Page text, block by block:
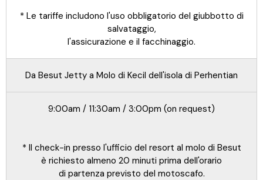
* Le tariffe includono l'uso obbligatorio del giubbotto di
salvataggio,
l'assicurazione e il facchinaggio.
Da Besut Jetty a Molo di Kecil dell'isola di Perhentian
9:00am / 11:30am / 3:00pm (on request)
* Il check-in presso l'ufficio del resort al molo di Besut
è richiesto almeno 20 minuti prima dell'orario
di partenza previsto del motoscafo.